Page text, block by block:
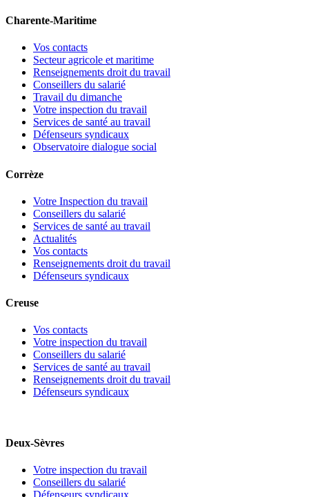
Charente-Maritime
Vos contacts
Secteur agricole et maritime
Renseignements droit du travail
Conseillers du salarié
Travail du dimanche
Votre inspection du travail
Services de santé au travail
Défenseurs syndicaux
Observatoire dialogue social
Corrèze
Votre Inspection du travail
Conseillers du salarié
Services de santé au travail
Actualités
Vos contacts
Renseignements droit du travail
Défenseurs syndicaux
Creuse
Vos contacts
Votre inspection du travail
Conseillers du salarié
Services de santé au travail
Renseignements droit du travail
Défenseurs syndicaux
Deux-Sèvres
Votre inspection du travail
Conseillers du salarié
Défenseurs syndicaux